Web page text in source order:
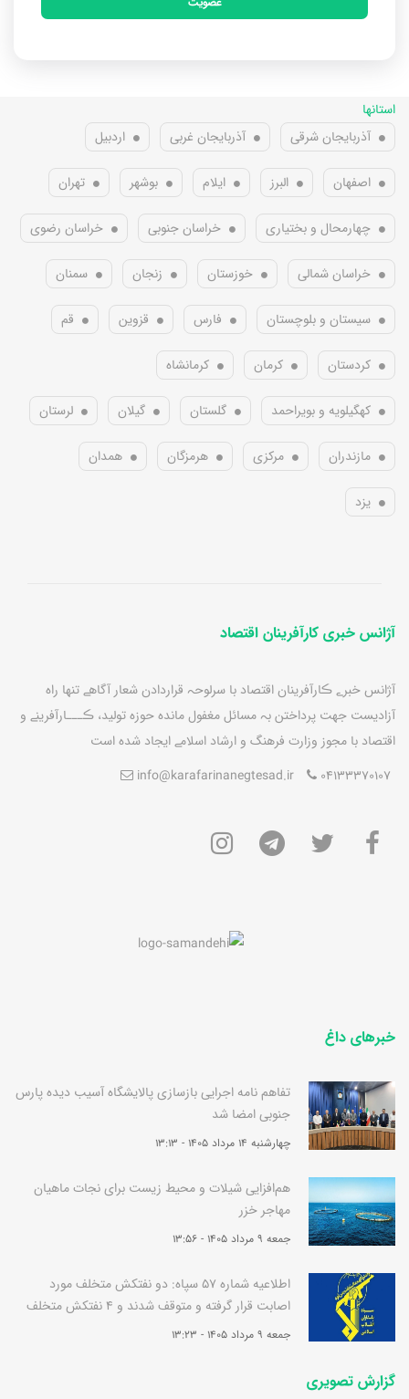
استانها
آذربایجان شرقی
آذربایجان غربی اردبیل
اصفهان البرز ایلام بوشهر تهران
چهارمحال و بختیاری خراسان جنوبی خراسان رضوی
خراسان شمالی خوزستان زنجان سمنان
سیستان و بلوچستان فارس قزوین قم
کردستان کرمان کرمانشاه
کهگیلویه و بویراحمد گلستان گیلان لرستان
مازندران مرکزی هرمزگان همدان
یزد
آژانس خبری کارآفرینان اقتصاد
آژانس خبرے ڪارآفرينان اقتصاد با سرلوحہ قراردادن شعار آگاهے تنها راه
آزاديست جهت پرداختن بہ مسائل مغفول مانده حوزه توليد، ڪـــارآفرينے و
اقتصاد با مجوز وزارت فرهنگ و ارشاد اسلامے ايجاد شده است
04133370107
info@karafarinanegtesad.ir
خبرهای داغ
تفاهم نامه اجرایی بازسازی پالایشگاه آسیب دیده پارس
جنوبی امضا شد
چهارشنبه 14 مرداد 1405 - 13:13
هم‌افزایی شیلات و محیط زیست برای نجات ماهیان
مهاجر خزر
جمعه 9 مرداد 1405 - 13:56
اطلاعیه شماره 57 سپاه: دو نفتکش متخلف مورد
اصابت قرار گرفته و متوقف شدند و 4 نفتکش متخلف
به سرعت برگشتند
جمعه 9 مرداد 1405 - 13:23
گزارش تصویری